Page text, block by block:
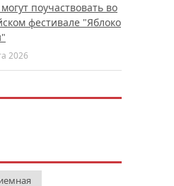
поучаствовать во
фестивале "Яблоко
2026